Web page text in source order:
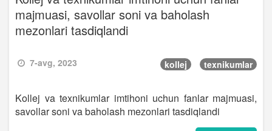
majmuasi, savollar soni va baholash
mezonlari tasdiqlandi
7-avg, 2023 kollej texnikumlar
Kollej va texnikumlar imtihoni uchun fanlar majmuasi,
savollar soni va baholash mezonlari tasdiqlandi